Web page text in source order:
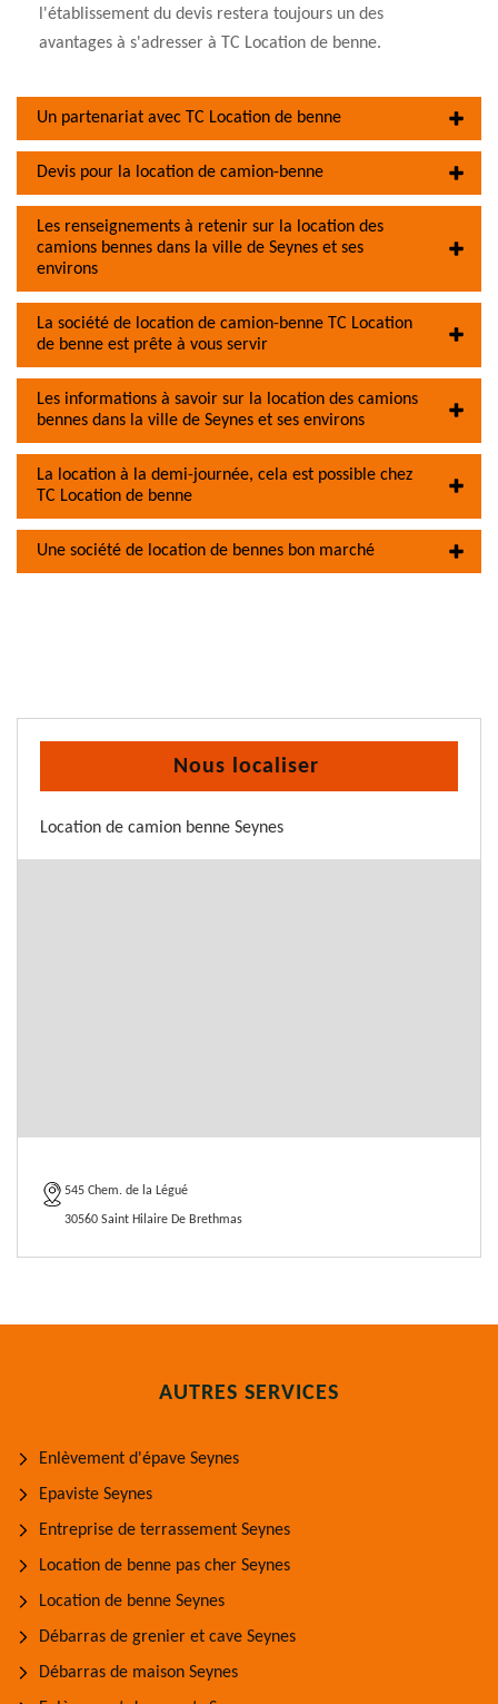
l'établissement du devis restera toujours un des
avantages à s'adresser à TC Location de benne.
Un partenariat avec TC Location de benne
Devis pour la location de camion-benne
Les renseignements à retenir sur la location des
camions bennes dans la ville de Seynes et ses
environs
La société de location de camion-benne TC Location
de benne est prête à vous servir
Les informations à savoir sur la location des camions
bennes dans la ville de Seynes et ses environs
La location à la demi-journée, cela est possible chez
TC Location de benne
Une société de location de bennes bon marché
Nous localiser
Location de camion benne Seynes
545 Chem. de la Légué
30560 Saint Hilaire De Brethmas
AUTRES SERVICES
Enlèvement d'épave Seynes
Epaviste Seynes
Entreprise de terrassement Seynes
Location de benne pas cher Seynes
Location de benne Seynes
Débarras de grenier et cave Seynes
Débarras de maison Seynes